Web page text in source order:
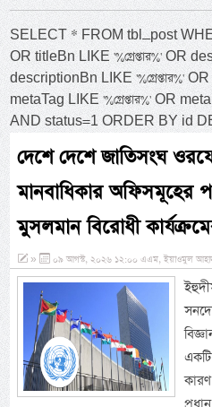
SELECT * FROM tbl_post
OR titleBn LIKE '%গ্রেপ্তার%' OR
descriptionBn LIKE '%গ্রেপ্তার%' OR
metaTag LIKE '%গ্রেপ্তার%' OR
AND status=1 ORDER BY id
দেশে দেশে জাতিসংঘ
মানবাধিকার অফিসমূহের
মুসলমান বিরোধী
» ০৯ আগস্ট, ২০২৬ ১২:০০ এএম, ইয়াওমুল